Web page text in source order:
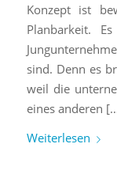
Konzept ist
Planbarkeit.
sind. Denn es
weil die
eines anderen
Weiterlesen